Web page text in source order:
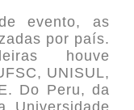
evento, as
por país.
houve
UNISUL,
Do Peru, da